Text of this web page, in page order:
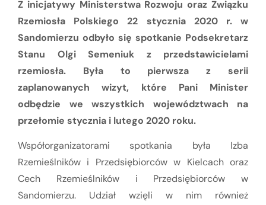
Z inicjatywy Ministerstwa Rozwoju oraz Związku
Rzemiosła Polskiego 22 stycznia 2020 r. w
Sandomierzu odbyło się spotkanie Podsekretarz
Stanu Olgi Semeniuk z przedstawicielami
rzemiosła. Była to pierwsza z serii
zaplanowanych wizyt, które Pani Minister
odbędzie we wszystkich województwach na
przełomie stycznia i lutego 2020 roku.
Współorganizatorami spotkania była Izba
Rzemieślników i Przedsiębiorców w Kielcach oraz
Cech Rzemieślników i Przedsiębiorców w
Sandomierzu. Udział wzięli w nim również